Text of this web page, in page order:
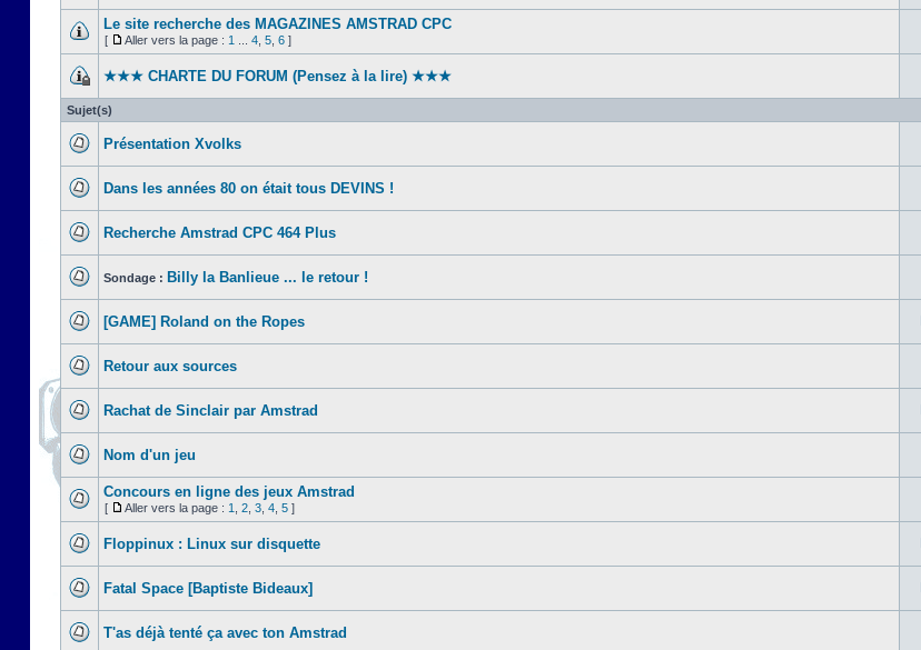
Le site recherche des MAGAZINES AMSTRAD CPC
[ Aller vers la page : 1 4 5 6 ]
★★★ CHARTE DU FORUM (Pensez à la lire) ★★★
Sujet(s)
Présentation Xvolks
Dans les années 80 on était tous DEVINS !
Recherche Amstrad CPC 464 Plus
Sondage : Billy la Banlieue ... le retour !
[GAME] Roland on the Ropes
Retour aux sources
Rachat de Sinclair par Amstrad
Nom d'un jeu
Concours en ligne des jeux Amstrad
[ Aller vers la page : 1 2 3 4 5 ]
Floppinux : Linux sur disquette
Fatal Space [Baptiste Bideaux]
T'as déjà tenté ça avec ton Amstrad